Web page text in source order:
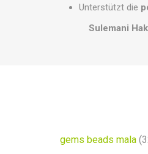
Unterstützt die
Sulemani
gems beads mala